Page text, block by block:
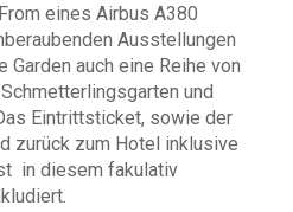
eines Airbus A380
Ausstellungen
auch eine Reihe von
und
Eintrittsticket, sowie der
zurück zum Hotel inklusive
in diesem fakulativ